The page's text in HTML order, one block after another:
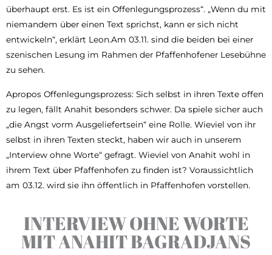
überhaupt erst. Es ist ein Offenlegungsprozess“. „Wenn du mit
niemandem über einen Text sprichst, kann er sich nicht
entwickeln“, erklärt Leon.Am 03.11. sind die beiden bei einer
szenischen Lesung im Rahmen der Pfaffenhofener Lesebühne
zu sehen.
Apropos Offenlegungsprozess: Sich selbst in ihren Texte offen
zu legen, fällt Anahit besonders schwer. Da spiele sicher auch
„die Angst vorm Ausgeliefertsein“ eine Rolle. Wieviel von ihr
selbst in ihren Texten steckt, haben wir auch in unserem
„Interview ohne Worte“ gefragt. Wieviel von Anahit wohl in
ihrem Text über Pfaffenhofen zu finden ist? Voraussichtlich
am 03.12. wird sie ihn öffentlich in Pfaffenhofen vorstellen.
INTERVIEW OHNE WORTE
MIT ANAHIT BAGRADJANS